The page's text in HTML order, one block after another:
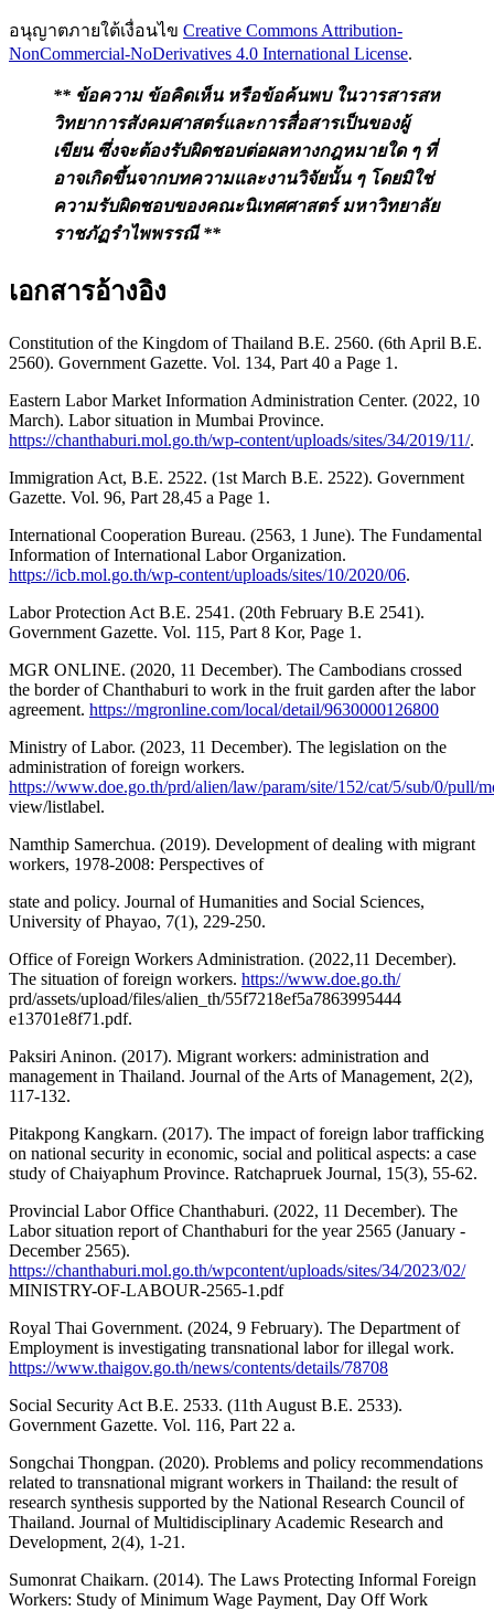
อนุญาตภายใต้เงื่อนไข Creative Commons Attribution-
NonCommercial-NoDerivatives 4.0 International License.
** ข้อความ ข้อคิดเห็น หรือข้อค้นพบ ในวารสารสห
วิทยาการสังคมศาสตร์และการสื่อสารเป็นของผู้
เขียน ซึ่งจะต้องรับผิดชอบต่อผลทางกฎหมายใด ๆ ที่
อาจเกิดขึ้นจากบทความและงานวิจัยนั้น ๆ โดยมิใช่
ความรับผิดชอบของคณะนิเทศศาสตร์ มหาวิทยาลัย
ราชภัฏรำไพพรรณี **
เอกสารอ้างอิง
Constitution of the Kingdom of Thailand B.E. 2560. (6th April B.E.
2560). Government Gazette. Vol. 134, Part 40 a Page 1.
Eastern Labor Market Information Administration Center. (2022, 10
March). Labor situation in Mumbai Province.
https://chanthaburi.mol.go.th/wp-content/uploads/sites/34/2019/11/.
Immigration Act, B.E. 2522. (1st March B.E. 2522). Government
Gazette. Vol. 96, Part 28,45 a Page 1.
International Cooperation Bureau. (2563, 1 June). The Fundamental
Information of International Labor Organization.
https://icb.mol.go.th/wp-content/uploads/sites/10/2020/06.
Labor Protection Act B.E. 2541. (20th February B.E 2541).
Government Gazette. Vol. 115, Part 8 Kor, Page 1.
MGR ONLINE. (2020, 11 December). The Cambodians crossed
the border of Chanthaburi to work in the fruit garden after the labor
agreement. https://mgronline.com/local/detail/9630000126800
Ministry of Labor. (2023, 11 December). The legislation on the
administration of foreign workers.
https://www.doe.go.th/prd/alien/law/param/site/152/cat/5/sub/0/pull/
view/listlabel.
Namthip Samerchua. (2019). Development of dealing with migrant
workers, 1978-2008: Perspectives of
state and policy. Journal of Humanities and Social Sciences,
University of Phayao, 7(1), 229-250.
Office of Foreign Workers Administration. (2022,11 December).
The situation of foreign workers. https://www.doe.go.th/
prd/assets/upload/files/alien_th/55f7218ef5a7863995444
e13701e8f71.pdf.
Paksiri Aninon. (2017). Migrant workers: administration and
management in Thailand. Journal of the Arts of Management, 2(2),
117-132.
Pitakpong Kangkarn. (2017). The impact of foreign labor trafficking
on national security in economic, social and political aspects: a case
study of Chaiyaphum Province. Ratchapruek Journal, 15(3), 55-62.
Provincial Labor Office Chanthaburi. (2022, 11 December). The
Labor situation report of Chanthaburi for the year 2565 (January -
December 2565).
https://chanthaburi.mol.go.th/wpcontent/uploads/sites/34/2023/02/
MINISTRY-OF-LABOUR-2565-1.pdf
Royal Thai Government. (2024, 9 February). The Department of
Employment is investigating transnational labor for illegal work.
https://www.thaigov.go.th/news/contents/details/78708
Social Security Act B.E. 2533. (11th August B.E. 2533).
Government Gazette. Vol. 116, Part 22 a.
Songchai Thongpan. (2020). Problems and policy recommendations
related to transnational migrant workers in Thailand: the result of
research synthesis supported by the National Research Council of
Thailand. Journal of Multidisciplinary Academic Research and
Development, 2(4), 1-21.
Sumonrat Chaikarn. (2014). The Laws Protecting Informal Foreign
Workers: Study of Minimum Wage Payment, Day Off Work